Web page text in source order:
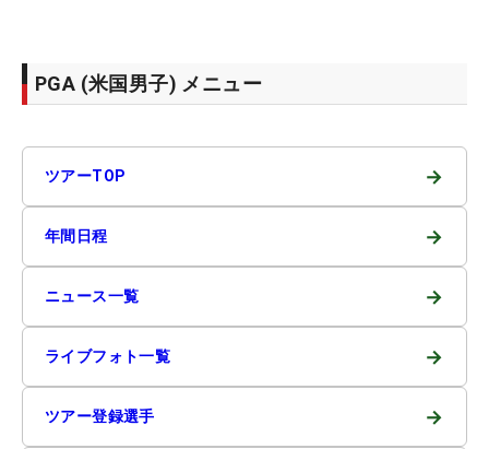
PGA (米国男子) メニュー
ツアーTOP →
年間日程 →
ニュース一覧 →
ライブフォト一覧 →
ツアー登録選手 →